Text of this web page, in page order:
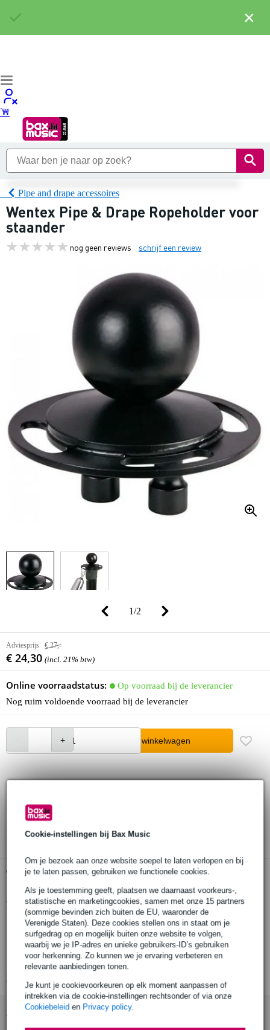
Cookie-instellingen bij Bax Music
Om je bezoek aan onze website soepel te laten verlopen en bij
je te laten passen, gebruiken we functionele cookies.
Als je toestemming geeft, plaatsen we daarnaast voorkeurs-,
statistische en marketingcookies, samen met onze 15 partners
(sommige bevinden zich buiten de EU, waaronder de
Verenigde Staten). Deze cookies stellen ons in staat om je
surfgedrag op en mogelijk buiten onze website te volgen,
waarbij we je IP-adres en unieke gebruikers-ID’s gebruiken
voor herkenning. Zo kunnen we je ervaring verbeteren en
relevante aanbiedingen tonen.
Je kunt je cookievoorkeuren op elk moment aanpassen of
intrekken via de cookie-instellingen rechtsonder of via onze
Cookiebeleid en Privacy policy.
Pipe and drape accessoires
Wentex Pipe & Drape Ropeholder voor
staander
nog geen reviews schrijf een review
1/2
Adviesprijs € 27,-
€ 24,30 (incl. 21% btw)
Online voorraadstatus:
Op voorraad bij de leverancier
Nog ruim voldoende voorraad bij de leverancier
In winkelwagen
30 dagen 'niet goed geld terug' garantie
3 jaar Bax Music garantie
Gratis ophalen in de winkel
Productinformatie
ropeholder voor Wentex Pipe & Drape-systeem
geschikt voor alle P&D staanders
robuuste metalen constructie
Accessoires (4)
×